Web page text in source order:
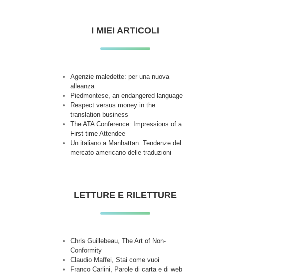
I MIEI ARTICOLI
Agenzie maledette: per una nuova
alleanza
Piedmontese, an endangered language
Respect versus money in the
translation business
The ATA Conference: Impressions of a
First-time Attendee
Un italiano a Manhattan. Tendenze del
mercato americano delle traduzioni
LETTURE E RILETTURE
Chris Guillebeau, The Art of Non-
Conformity
Claudio Maffei, Stai come vuoi
Franco Carlini, Parole di carta e di web